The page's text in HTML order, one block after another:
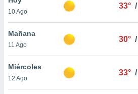
y
en
más
10 Ago
33° /
Mañana
11 Ago
30° /
Miércoles
12 Ago
33° /